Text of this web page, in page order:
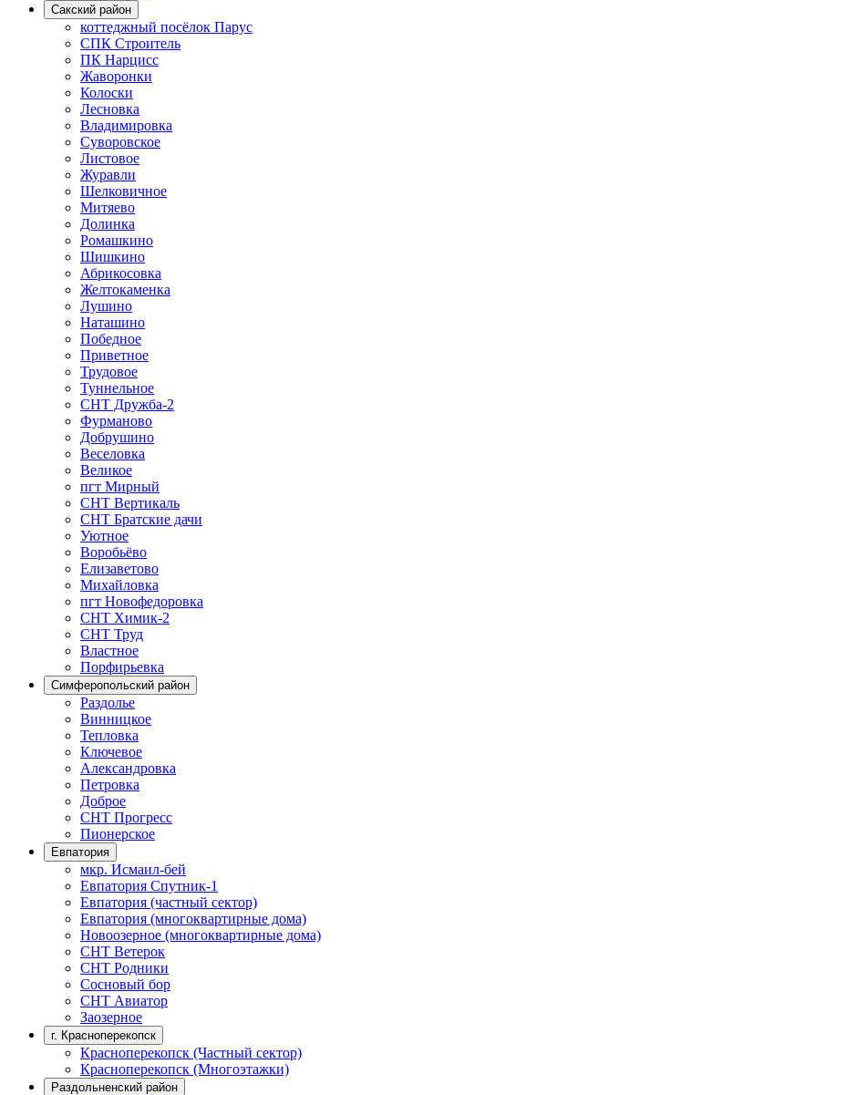
Сакский район
коттеджный посёлок Парус
СПК Строитель
ПК Нарцисс
Жаворонки
Колоски
Лесновка
Владимировка
Суворовское
Листовое
Журавли
Шелковичное
Митяево
Долинка
Ромашкино
Шишкино
Абрикосовка
Желтокаменка
Лушино
Наташино
Победное
Приветное
Трудовое
Туннельное
СНТ Дружба-2
Фурманово
Добрушино
Веселовка
Великое
пгт Мирный
СНТ Вертикаль
СНТ Братские дачи
Уютное
Воробьёво
Елизаветово
Михайловка
пгт Новофедоровка
СНТ Химик-2
СНТ Труд
Властное
Порфирьевка
Симферопольский район
Раздолье
Винницкое
Тепловка
Ключевое
Александровка
Петровка
Доброе
СНТ Прогресс
Пионерское
Евпатория
мкр. Исмаил-бей
Евпатория Спутник-1
Евпатория (частный сектор)
Евпатория (многоквартирные дома)
Новоозерное (многоквартирные дома)
СНТ Ветерок
СНТ Родники
Сосновый бор
СНТ Авиатор
Заозерное
г. Красноперекопск
Красноперекопск (Частный сектор)
Красноперекопск (Многоэтажки)
Раздольненский район